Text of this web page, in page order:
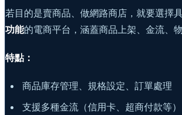
若目的是賣商品、做網路商店，就要選擇
功能的電商平台，涵蓋商品上架、金流、
特點：
商品庫存管理、規格設定、訂單處理
支援多種金流（信用卡、超商付款等）